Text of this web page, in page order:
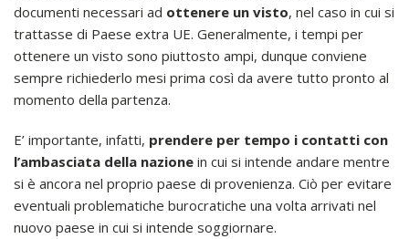
documenti necessari ad ottenere un visto, nel caso in cui si
trattasse di Paese extra UE. Generalmente, i tempi per
ottenere un visto sono piuttosto ampi, dunque conviene
sempre richiederlo mesi prima così da avere tutto pronto al
momento della partenza.
E’ importante, infatti, prendere per tempo i contatti con
l’ambasciata della nazione in cui si intende andare mentre
si è ancora nel proprio paese di provenienza. Ciò per evitare
eventuali problematiche burocratiche una volta arrivati nel
nuovo paese in cui si intende soggiornare.